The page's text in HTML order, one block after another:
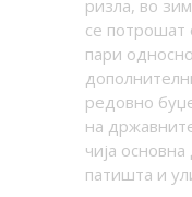
ризла, во
се потрошат
пари
редовно
на
чија
патишта и